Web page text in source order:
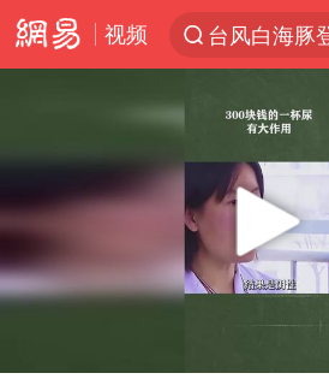
视频
台风白海豚
台风白海豚
宇树科技发
看守所辅警
Play